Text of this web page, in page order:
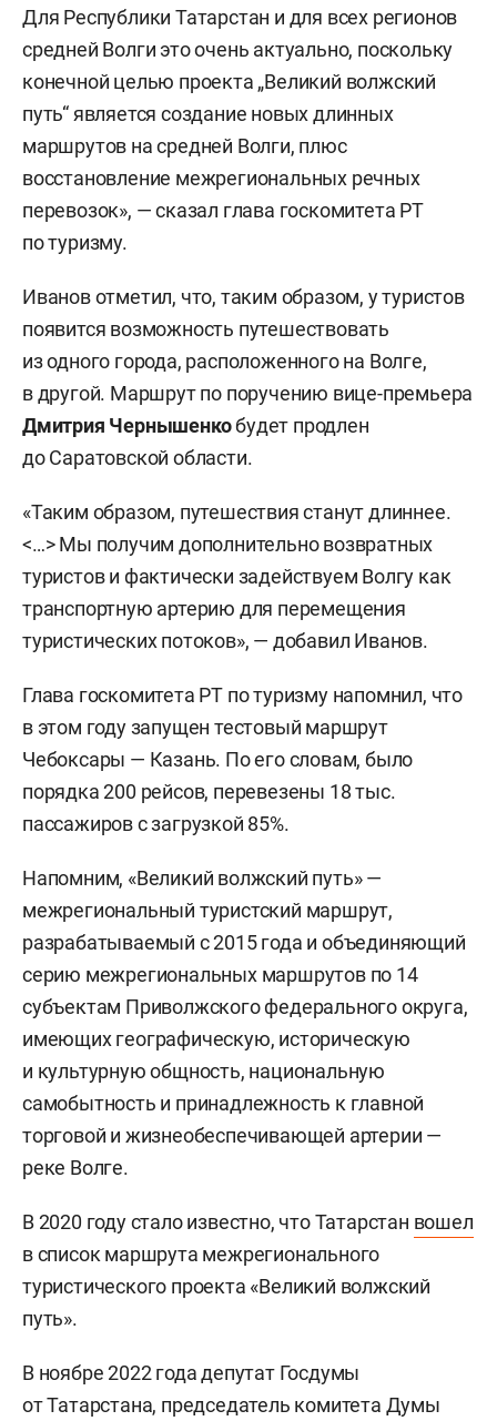
Для Республики Татарстан и для всех регионов
средней Волги это очень актуально, поскольку
конечной целью проекта „Великий волжский
путь“ является создание новых длинных
маршрутов на средней Волги, плюс
восстановление межрегиональных речных
перевозок», — сказал глава госкомитета РТ
по туризму.
Иванов отметил, что, таким образом, у туристов
появится возможность путешествовать
из одного города, расположенного на Волге,
в другой. Маршрут по поручению вице-премьера
Дмитрия Чернышенкобудет продлен
до Саратовской области.
«Таким образом, путешествия станут длиннее.
<…> Мы получим дополнительно возвратных
туристов и фактически задействуем Волгу как
транспортную артерию для перемещения
туристических потоков», — добавил Иванов.
Глава госкомитета РТ по туризму напомнил, что
в этом году запущен тестовый маршрут
Чебоксары — Казань. По его словам, было
порядка 200 рейсов, перевезены 18 тыс.
пассажиров с загрузкой 85%.
Напомним, «Великий волжский путь» —
межрегиональный туристский маршрут,
разрабатываемый с 2015 года и объединяющий
серию межрегиональных маршрутов по 14
субъектам Приволжского федерального округа,
имеющих географическую, историческую
и культурную общность, национальную
самобытность и принадлежность к главной
торговой и жизнеобеспечивающей артерии —
реке Волге.
В 2020 году стало известно, что Татарстан вошел
в список маршрута межрегионального
туристического проекта «Великий волжский
путь».
В ноябре 2022 года депутат Госдумы
от Татарстана, председатель комитета Думы